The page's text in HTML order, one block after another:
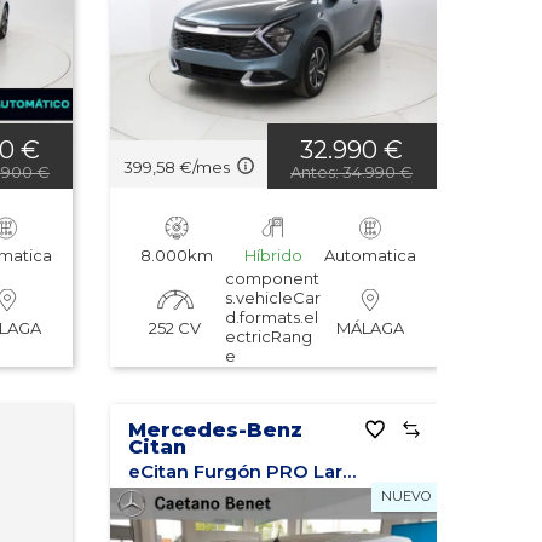
Potencia: mayor a
menor
Potencia: menor a
mayor
Los vehículos más
vistos
€
€ 399,58 €/mes
32.990 €
Antes: 34.990 €
8.000km Híbrido Automatica
252 CV
component
s.vehicleCar
d.formats.el
ectricRang
e
MÁLAGA
Mercedes-Benz
Citan
eCitan Furgón PRO Largo
NUEVO